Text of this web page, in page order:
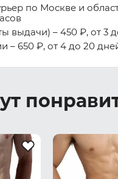
по Москве и
выдачи) – 450 ₽, от 3
– 650 ₽, от 4 до 20